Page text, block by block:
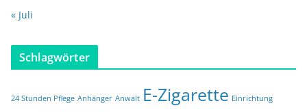
« Juli
Schlagwörter
24 Stunden Pflege Anhänger Anwalt E-Zigarette Einrichtung